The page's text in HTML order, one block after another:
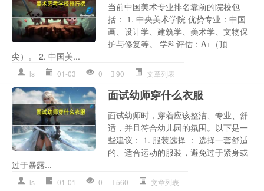
当前中国美术专业排名靠前的院校包
括： 1. 中央美术学院 优势专业：中国
画、设计学、建筑学、美术学、文物保
护与修复等。 学科评估：A+（顶
尖）。 2. 中国美...
ls 01-03 0 90 文章列表
面试幼师穿什么衣服
面试幼师时，穿着应该整洁、专业、舒
适，并且符合幼儿园的氛围。以下是一
些建议： 1. 服装选择 ： 选择一套舒适
的、适合运动的服装，避免过于紧身或
过于暴露...
ls 01-01 0 560 文章列表